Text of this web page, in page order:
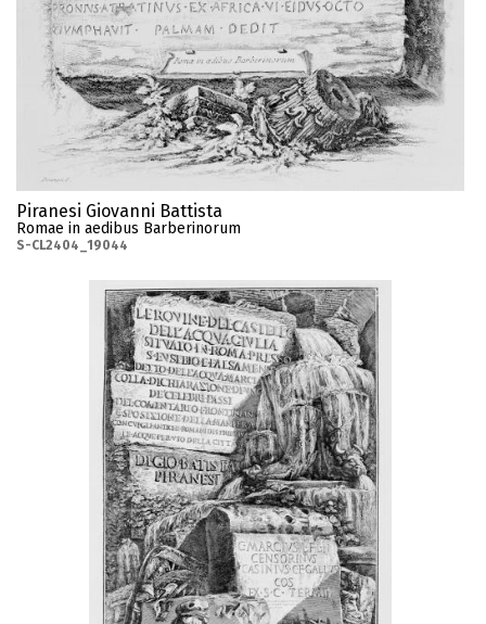
Piranesi Giovanni Battista
Romae in aedibus Barberinorum
S-CL2404_19044